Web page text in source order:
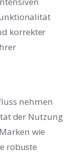
korrekter
nehmen
der Nutzung
wie
robuste